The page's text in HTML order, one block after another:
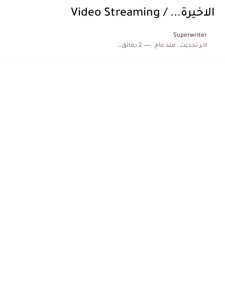
الاخيرة... / Video Streaming
Superwriter
اخر تحديث :منذ عام 2 دقائق للقراءة